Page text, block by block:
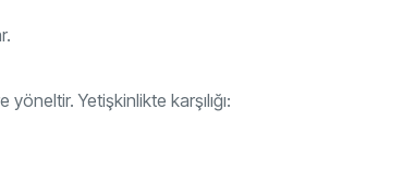
Yetişkinlikte karşılığı: